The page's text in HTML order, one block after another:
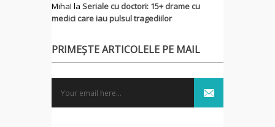
MihaI la Seriale cu doctori: 15+ drame cu
medici care iau pulsul tragediilor
PRIMEȘTE ARTICOLELE PE MAIL